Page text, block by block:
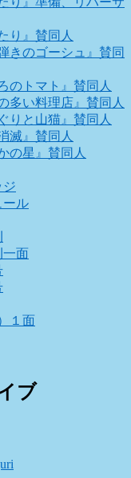
り』賛同人
きのゴーシュ』賛同
のトマト』賛同人
多い料理店』賛同人
りと山猫』賛同人
滅』賛同人
の星』賛同人
ジ
ール
一面
１面
ブ